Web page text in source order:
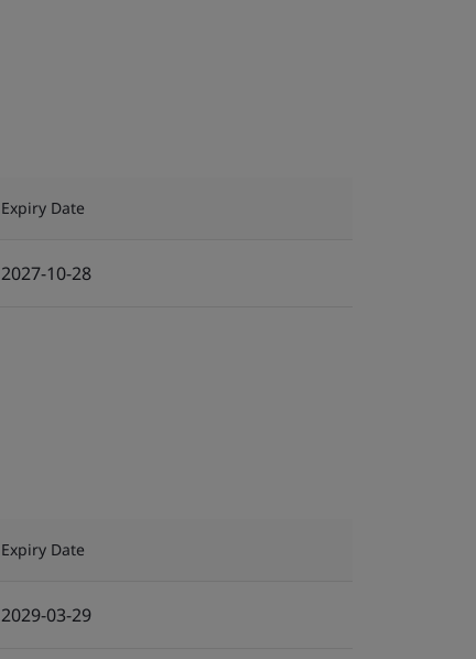
Expiry Date
2027-10-28
Expiry Date
2029-03-29